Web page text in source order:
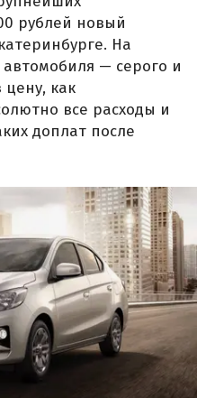
рублей новый
На
— серого и
цену, как
все расходы и
доплат после